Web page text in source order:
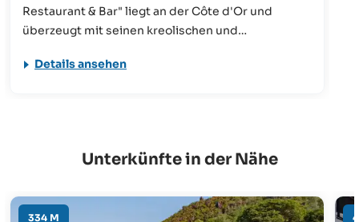
Restaurant & Bar" liegt an der Côte d'Or und
überzeugt mit seinen kreolischen und
bereichern einheimische Bands die Atmosphäre
Details ansehen
Unterkünfte in der Nähe
334 M